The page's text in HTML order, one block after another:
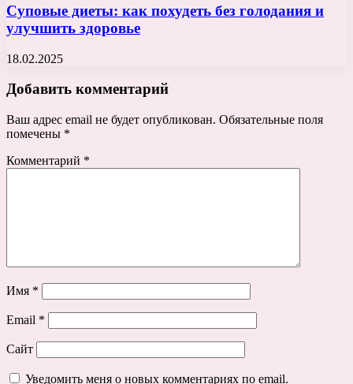
Суповые диеты: как похудеть без голодания и
улучшить здоровье
18.02.2025
Добавить комментарий
Ваш адрес email не будет опубликован. Обязательные поля
помечены *
Комментарий *
Имя *
Email *
Сайт
Уведомить меня о новых комментариях по email.